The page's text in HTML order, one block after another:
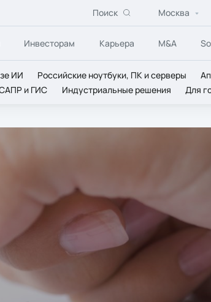
Поиск Москва
Инвесторам Карьера M&A
ИИ Российские ноутбуки, ПК и серверы
и ГИС
Индустриальные решения Для